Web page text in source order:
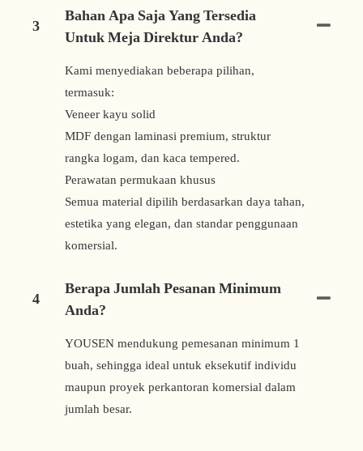
3
Bahan Apa Saja Yang Tersedia
Untuk Meja Direktur Anda?
Kami menyediakan beberapa pilihan,
termasuk:
Veneer kayu solid
MDF dengan laminasi premium, struktur
rangka logam, dan kaca tempered.
Perawatan permukaan khusus
Semua material dipilih berdasarkan daya tahan,
estetika yang elegan, dan standar penggunaan
komersial.
4
Berapa Jumlah Pesanan Minimum
Anda?
YOUSEN mendukung pemesanan minimum 1
buah, sehingga ideal untuk eksekutif individu
maupun proyek perkantoran komersial dalam
jumlah besar.